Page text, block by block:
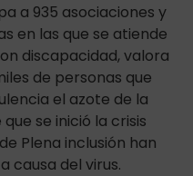
a 935 asociaciones y
en las que se atiende
discapacidad, valora
de personas que
el azote de la
se inició la crisis
Plena inclusión han
causa del virus.